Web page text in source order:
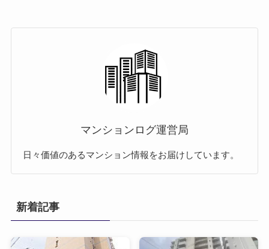
マンションログ運営局
日々価値のあるマンション情報をお届けしています。
新着記事